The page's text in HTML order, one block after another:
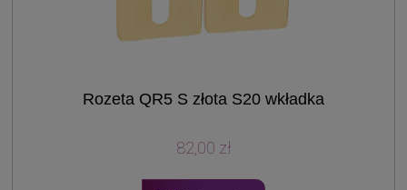
Rozeta QR5 S złota S20 wkładka
82,00 zł